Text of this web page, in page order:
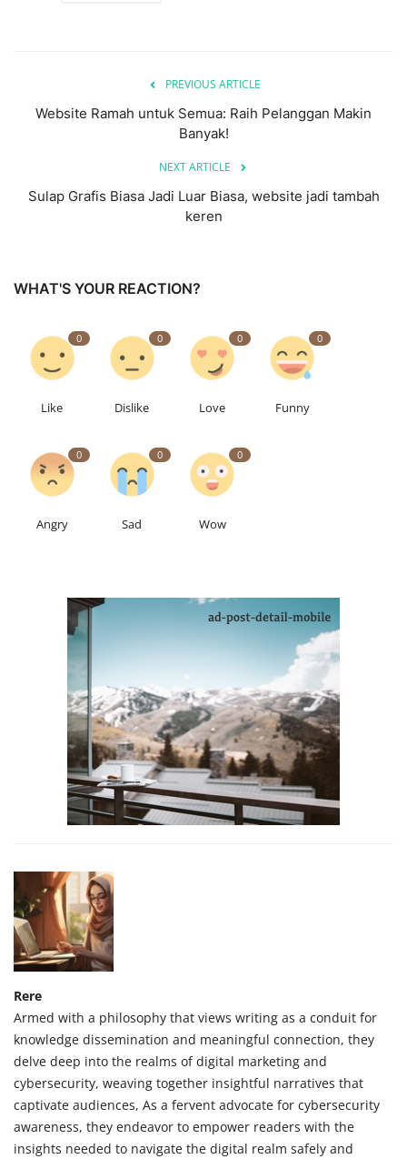
PREVIOUS ARTICLE
Website Ramah untuk Semua: Raih Pelanggan Makin
Banyak!
NEXT ARTICLE
Sulap Grafis Biasa Jadi Luar Biasa, website jadi tambah
keren
WHAT'S YOUR REACTION?
0
Like
0
Dislike
0
Love
0
Funny
0
Angry
0
Sad
0
Wow
Rere
Armed with a philosophy that views writing as a conduit for
knowledge dissemination and meaningful connection, they
delve deep into the realms of digital marketing and
cybersecurity, weaving together insightful narratives that
captivate audiences, As a fervent advocate for cybersecurity
awareness, they endeavor to empower readers with the
insights needed to navigate the digital realm safely and